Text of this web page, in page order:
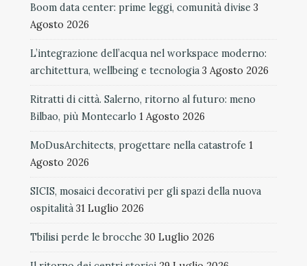
Boom data center: prime leggi, comunità divise 3
Agosto 2026
L’integrazione dell’acqua nel workspace moderno:
architettura, wellbeing e tecnologia 3 Agosto 2026
Ritratti di città. Salerno, ritorno al futuro: meno
Bilbao, più Montecarlo 1 Agosto 2026
MoDusArchitects, progettare nella catastrofe 1
Agosto 2026
SICIS, mosaici decorativi per gli spazi della nuova
ospitalità 31 Luglio 2026
Tbilisi perde le brocche 30 Luglio 2026